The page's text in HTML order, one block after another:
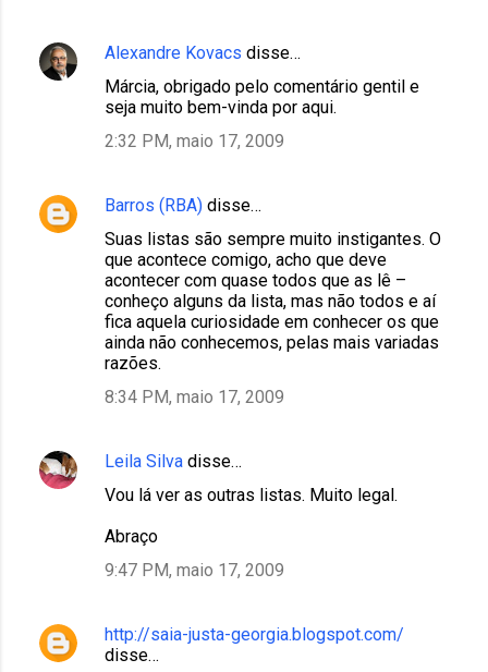
Alexandre Kovacs disse…
Márcia, obrigado pelo comentário gentil e
seja muito bem-vinda por aqui.
2:32 PM, maio 17, 2009
Barros (RBA) disse…
Suas listas são sempre muito instigantes. O
que acontece comigo, acho que deve
acontecer com quase todos que as lê –
conheço alguns da lista, mas não todos e aí
fica aquela curiosidade em conhecer os que
ainda não conhecemos, pelas mais variadas
razões.
8:34 PM, maio 17, 2009
Leila Silva disse…
Vou lá ver as outras listas. Muito legal.
Abraço
9:47 PM, maio 17, 2009
http://saia-justa-georgia.blogspot.com/
disse…